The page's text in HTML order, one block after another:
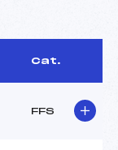
Cat.
FFS